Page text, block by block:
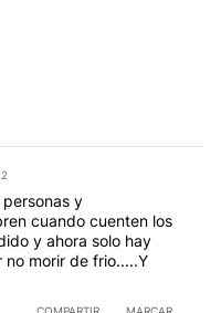
y
cuando cuenten los
y ahora solo hay
morir de frio.....Y